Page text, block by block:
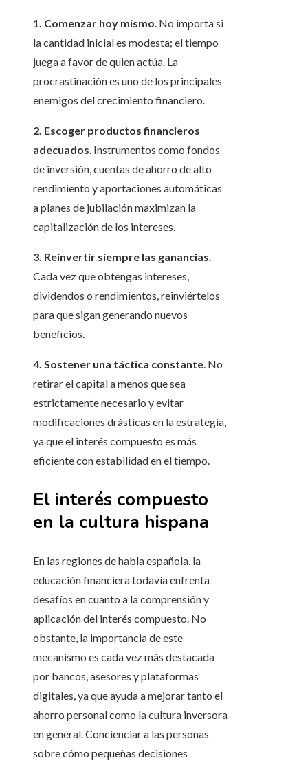
1. Comenzar hoy mismo. No importa si
la cantidad inicial es modesta; el tiempo
juega a favor de quien actúa. La
procrastinación es uno de los principales
enemigos del crecimiento financiero.
2. Escoger productos financieros
adecuados. Instrumentos como fondos
de inversión, cuentas de ahorro de alto
rendimiento y aportaciones automáticas
a planes de jubilación maximizan la
capitalización de los intereses.
3. Reinvertir siempre las ganancias.
Cada vez que obtengas intereses,
dividendos o rendimientos, reinviértelos
para que sigan generando nuevos
beneficios.
4. Sostener una táctica constante. No
retirar el capital a menos que sea
estrictamente necesario y evitar
modificaciones drásticas en la estrategia,
ya que el interés compuesto es más
eficiente con estabilidad en el tiempo.
El interés compuesto
en la cultura hispana
En las regiones de habla española, la
educación financiera todavía enfrenta
desafíos en cuanto a la comprensión y
aplicación del interés compuesto. No
obstante, la importancia de este
mecanismo es cada vez más destacada
por bancos, asesores y plataformas
digitales, ya que ayuda a mejorar tanto el
ahorro personal como la cultura inversora
en general. Concienciar a las personas
sobre cómo pequeñas decisiones